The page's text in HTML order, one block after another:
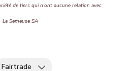
de tiers qui n’ont aucune relation avec
La Semeuse SA
Fairtrade